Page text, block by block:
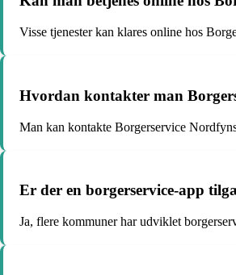
Visse tjenester kan klares online hos
Hvordan kontakter man
Man kan kontakte Borgerservice
Er der en borgerservice-app
Ja, flere kommuner har udviklet